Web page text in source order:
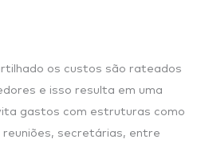
os custos são rateados
e isso resulta em uma
gastos com estruturas como
secretárias, entre